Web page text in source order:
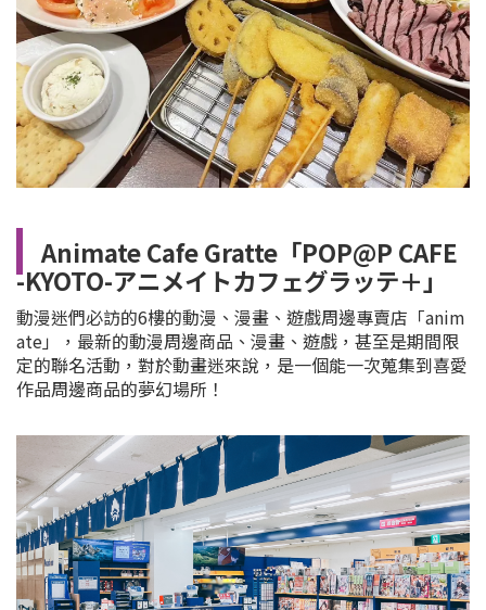
Animate Cafe Gratte「POP@P CAFE
-KYOTO-アニメイトカフェグラッテ＋」
動漫迷們必訪的6樓的動漫、漫畫、遊戲周邊專賣店「anim
ate」， 最新的動漫周邊商品、漫畫、遊戲，甚至是期間限
定的聯名活動，對於動畫迷來說，是一個能一次蒐集到喜愛
作品周邊商品的夢幻場所！